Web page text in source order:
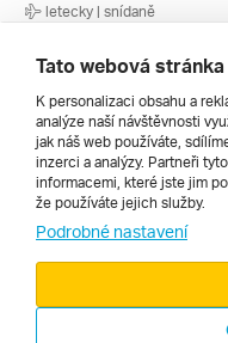
letecky | snídaně
26 159 Kč
Cestopisy
Tato webová
K personalizaci obsahu a
analýze naší návštěvnosti
jak náš web používáte,
inzerci a analýzy. Partneři
informacemi, které jste jim
že používáte jejich služby.
Podrobné nastavení